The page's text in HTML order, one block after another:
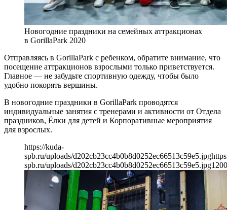
Новогодние праздники на семейных аттракционах
в GorillaPark 2020
Отправляясь в GorillaPark с ребенком, обратите внимание, что
посещение аттракционов взрослыми только приветствуется.
Главное — не забудьте спортивную одежду, чтобы было
удобно покорять вершины.
В новогодние праздники в GorillaPark проводятся
индивидуальные занятия с тренерами и активности от Отдела
праздников, Ёлки для детей и Корпоративные мероприятия
для взрослых.
https://kuda-
spb.ru/uploads/d202cb23cc4b0b8d0252ec66513c59e5.jpg
spb.ru/uploads/d202cb23cc4b0b8d0252ec66513c59e5.jpg1200